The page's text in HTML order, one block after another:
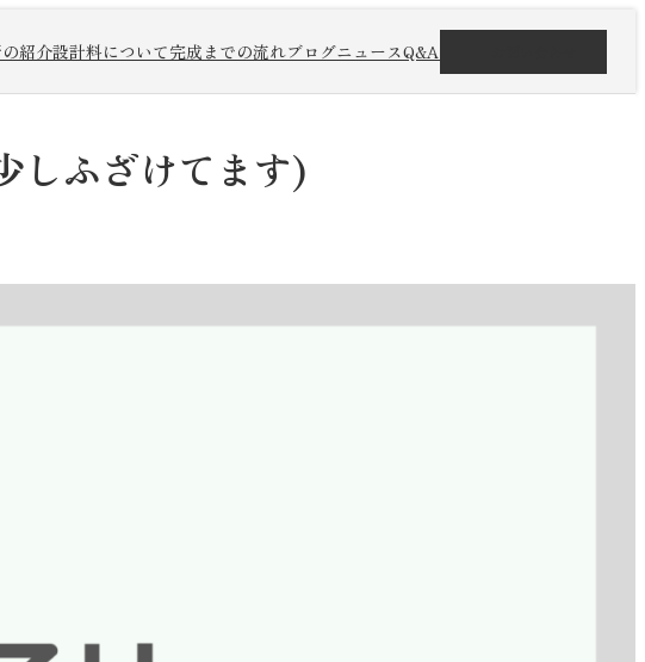
紹介設計料について完成までの流れブログニュースQ&A
しふざけてます)